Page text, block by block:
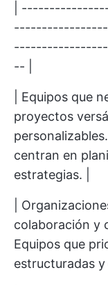
|
-- |
| Equipos que
proyectos
centran en
estrategias. |
|
colaboración y
Equipos que
estructuradas y